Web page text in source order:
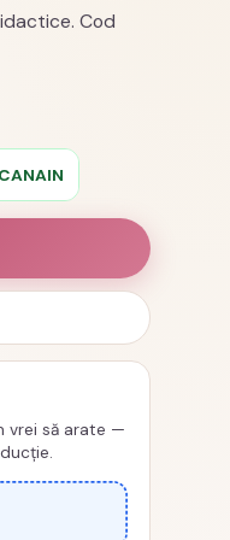
Cod
vrei să arate —